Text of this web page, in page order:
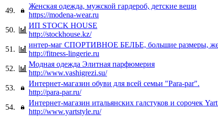
49.
Женская одежда, мужской гардероб, детские вещи
https://modena-wear.ru
50.
ИП STOCK HOUSE
http://stockhouse.kz/
51.
интер-маг СПОРТИВНОЕ БЕЛЬЕ, большие размеры,
http://fitness-lingerie.ru
52.
Модная одежда Элитная парфюмерия
http://www.vashigrezi.su/
53.
Интернет-магазин обуви для всей семьи "Para-par".
http://para-par.ru/
54.
Интернет-магазин итальянских галстуков и сорочек
http://www.yartstyle.ru/